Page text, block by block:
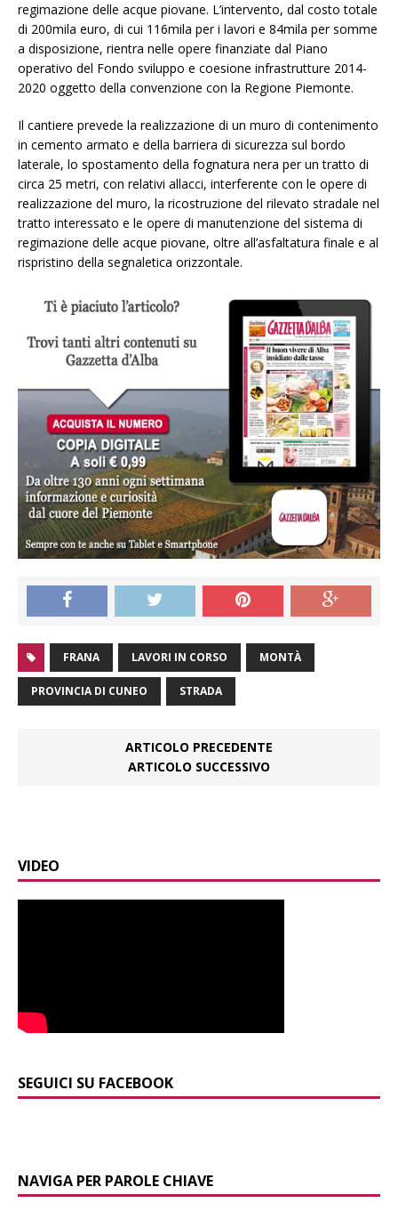
regimazione delle acque piovane. L’intervento, dal costo totale
di 200mila euro, di cui 116mila per i lavori e 84mila per somme
a disposizione, rientra nelle opere finanziate dal Piano
operativo del Fondo sviluppo e coesione infrastrutture 2014-
2020 oggetto della convenzione con la Regione Piemonte.
Il cantiere prevede la realizzazione di un muro di contenimento
in cemento armato e della barriera di sicurezza sul bordo
laterale, lo spostamento della fognatura nera per un tratto di
circa 25 metri, con relativi allacci, interferente con le opere di
realizzazione del muro, la ricostruzione del rilevato stradale nel
tratto interessato e le opere di manutenzione del sistema di
regimazione delle acque piovane, oltre all’asfaltatura finale e al
rispristino della segnaletica orizzontale.
FRANA LAVORI IN CORSO MONTÀ
PROVINCIA DI CUNEO STRADA
ARTICOLO PRECEDENTE
ARTICOLO SUCCESSIVO
VIDEO
SEGUICI SU FACEBOOK
NAVIGA PER PAROLE CHIAVE